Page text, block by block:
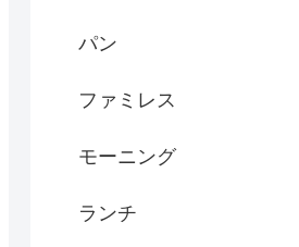
パン
ファミレス
モーニング
ランチ